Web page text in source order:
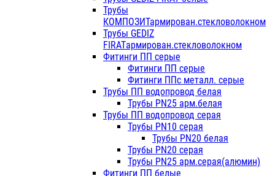
Трубы
КОМПОЗИТармирован.стекловолокном
Трубы GEDIZ
FIRATармирован.стекловолокном
Фитинги ПП серые
Фитинги ПП серые
Фитинги ППс металл. серые
Трубы ПП водопровод белая
Трубы PN25 арм.белая
Трубы ПП водопровод серая
Трубы PN10 серая
Трубы PN20 белая
Трубы PN20 серая
Трубы PN25 арм.серая(алюмин)
Фитинги ПП белые